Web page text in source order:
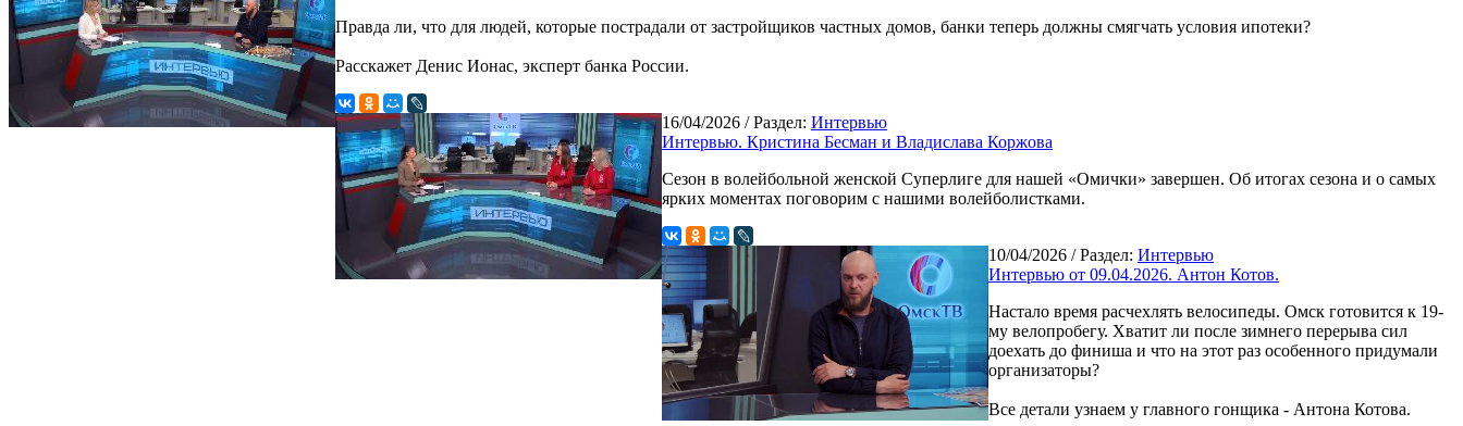
Правда ли, что для людей, которые пострадали от застройщиков частных домов, банки теперь должны смягчать условия ипотеки?
Расскажет Денис Ионас, эксперт банка России.
16/04/2026 / Раздел: Интервью
Интервью. Кристина Бесман и Владислава Коржова
Сезон в волейбольной женской Суперлиге для нашей «Омички» завершен. Об итогах сезона и о самых
ярких моментах поговорим с нашими волейболистками.
10/04/2026 / Раздел: Интервью
Интервью от 09.04.2026. Антон Котов.
Настало время расчехлять велосипеды. Омск готовится к 19-
му велопробегу. Хватит ли после зимнего перерыва сил
доехать до финиша и что на этот раз особенного придумали
организаторы?
Все детали узнаем у главного гонщика - Антона Котова.